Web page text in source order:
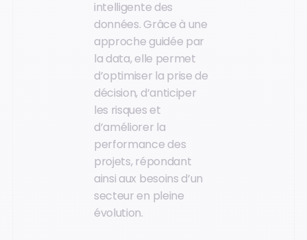
intelligente des
données. Grâce à une
approche guidée par
la data, elle permet
d’optimiser la prise de
décision, d’anticiper
les risques et
d’améliorer la
performance des
projets, répondant
ainsi aux besoins d’un
secteur en pleine
évolution.